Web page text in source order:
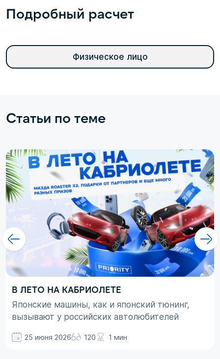
Подробный расчет
Физическое лицо
Статьи по теме
В ЛЕТО НА КАБРИОЛЕТЕ
Японские машины, как и японский тюнинг,
вызывают у российских автолюбителей
просто ассоциируются с вполне понятными
25 июня 2026 120 1 мин